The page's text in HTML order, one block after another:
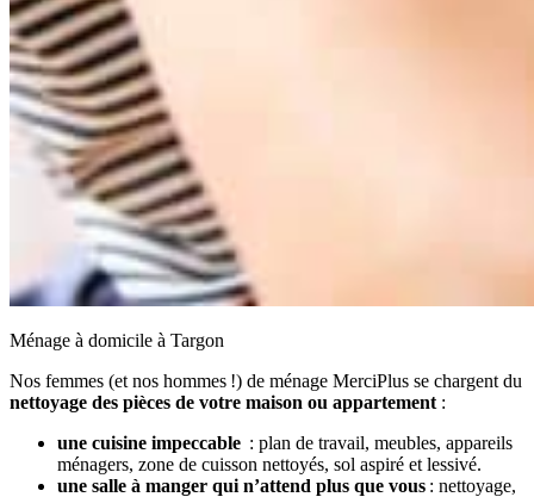
Ménage à domicile à Targon
Nos femmes (et nos hommes !) de ménage MerciPlus se chargent du
nettoyage des pièces de votre maison ou appartement :
une cuisine impeccable : plan de travail, meubles, appareils
ménagers, zone de cuisson nettoyés, sol aspiré et lessivé.
une salle à manger qui n’attend plus que vous : nettoyage,